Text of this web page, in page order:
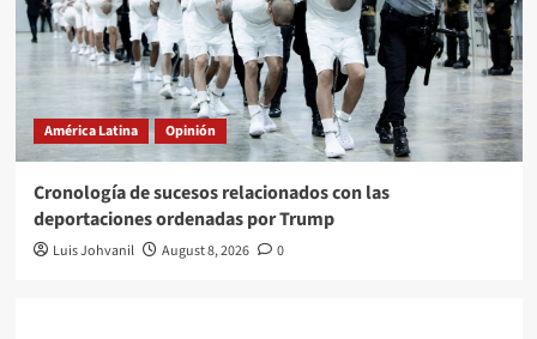
América Latina Opinión
Cronología de sucesos relacionados con las
deportaciones ordenadas por Trump
Luis Johvanil August 8, 2026 0